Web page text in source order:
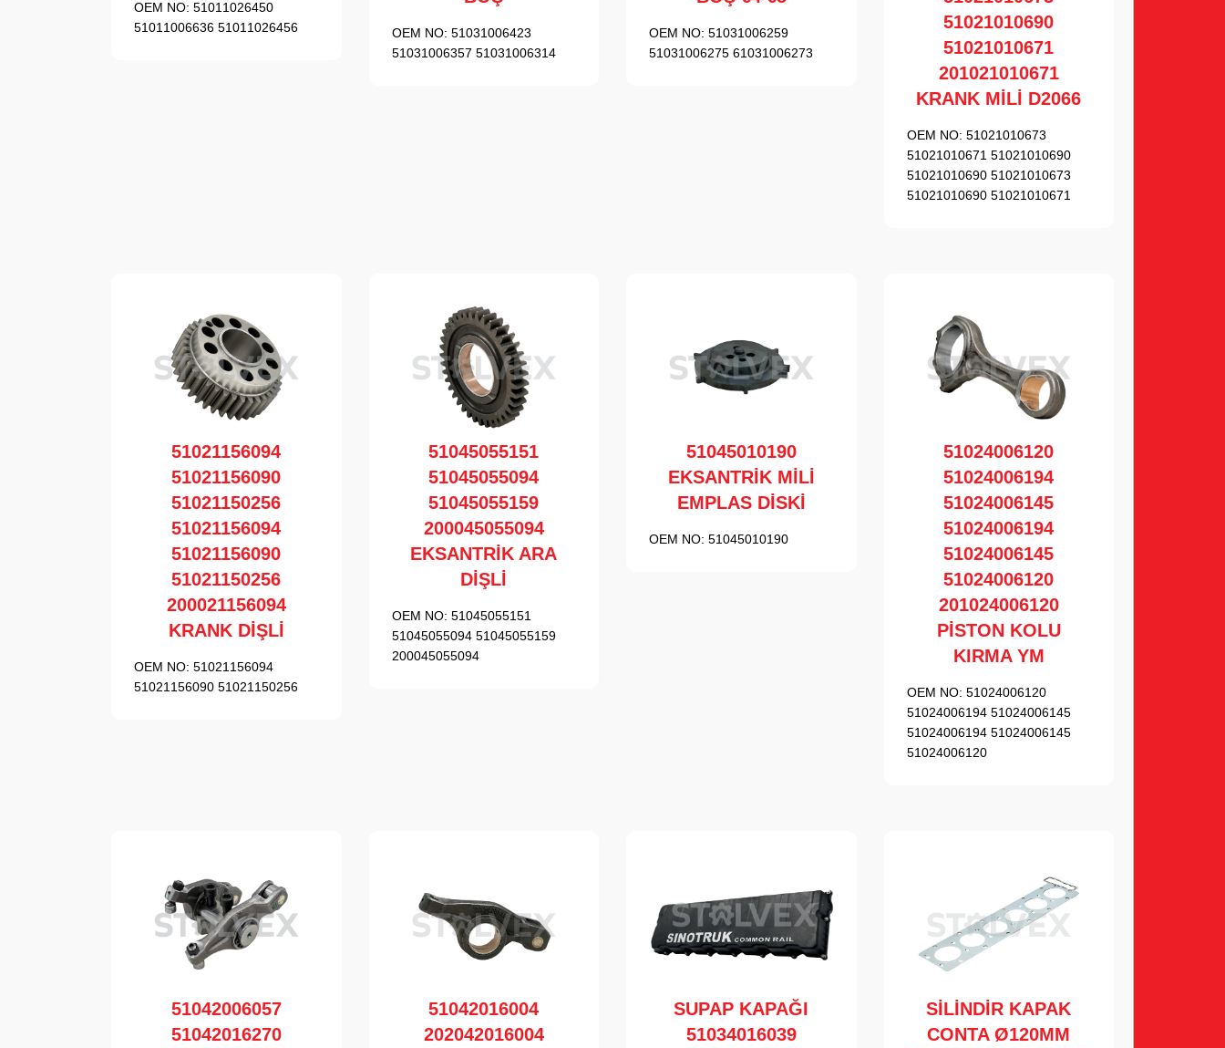
OEM NO: 51011026450
51011006636 51011026456
OEM NO: 51031006423
51031006357 51031006314
OEM NO: 51031006259
51031006275 61031006273
51021010690
51021010671
201021010671
KRANK MİLİ D2066
OEM NO: 51021010673
51021010671 51021010690
51021010690 51021010673
51021010690 51021010671
51021156094
51021156090
51021150256
51021156094
51021156090
51021150256
200021156094
KRANK DİŞLİ
OEM NO: 51021156094
51021156090 51021150256
51045055151
51045055094
51045055159
200045055094
EKSANTRİK ARA
DİŞLİ
OEM NO: 51045055151
51045055094 51045055159
200045055094
51045010190
EKSANTRİK MİLİ
EMPLAS DİSKİ
OEM NO: 51045010190
51024006120
51024006194
51024006145
51024006194
51024006145
51024006120
201024006120
PİSTON KOLU
KIRMA YM
OEM NO: 51024006120
51024006194 51024006145
51024006194 51024006145
51024006120
51042006057
51042016270
51042016004
202042016004
SUPAP KAPAĞI
51034016039
SİLİNDİR KAPAK
CONTA Ø120MM